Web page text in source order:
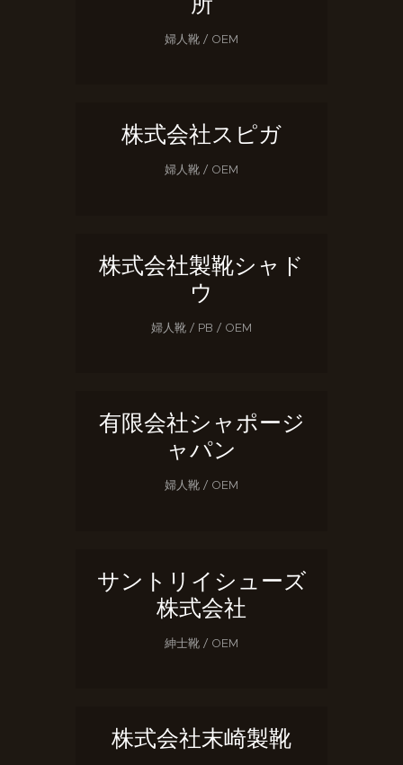
婦人靴 / OEM
株式会社スピガ
婦人靴 / OEM
株式会社製靴シャド
ウ
婦人靴 / PB / OEM
有限会社シャポージ
ャパン
婦人靴 / OEM
サントリイシューズ
株式会社
紳士靴 / OEM
株式会社末崎製靴